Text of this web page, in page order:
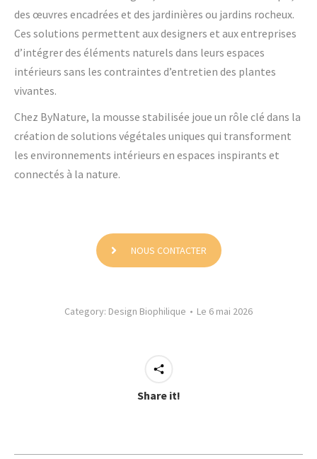
des œuvres encadrées et des jardinières ou jardins rocheux.
Ces solutions permettent aux designers et aux entreprises
d’intégrer des éléments naturels dans leurs espaces
intérieurs sans les contraintes d’entretien des plantes
vivantes.
Chez ByNature, la mousse stabilisée joue un rôle clé dans la
création de solutions végétales uniques qui transforment
les environnements intérieurs en espaces inspirants et
connectés à la nature.
NOUS CONTACTER
Category: Design Biophilique Le 6 mai 2026
Share it!